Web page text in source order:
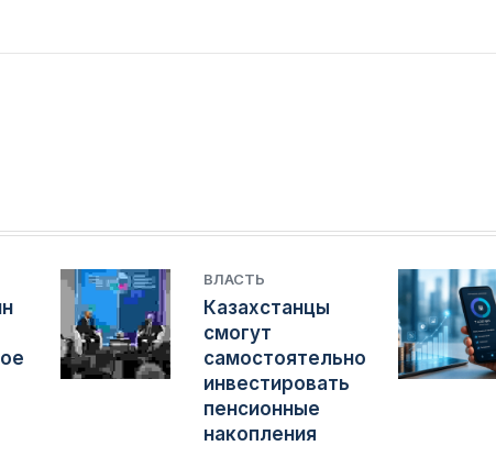
ВЛАСТЬ
Казахстанцы
смогут
самостоятельно
инвестировать
пенсионные
накопления